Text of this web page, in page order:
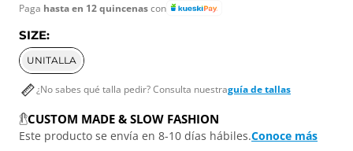
Paga hasta en 12 quincenascon
SIZE:
UNITALLA
¿No sabes qué talla pedir? Consulta nuestraguía de tallas
CUSTOM MADE & SLOW FASHION
Este producto se envía en 8-10 días hábiles.Conoce más